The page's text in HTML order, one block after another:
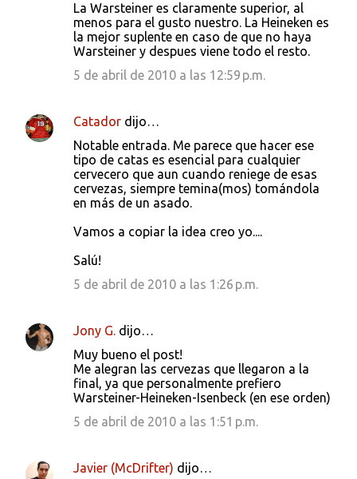
La Warsteiner es claramente superior, al
menos para el gusto nuestro. La Heineken es
la mejor suplente en caso de que no haya
Warsteiner y despues viene todo el resto.
5 de abril de 2010 a las 12:59 p.m.
Catador dijo…
Notable entrada. Me parece que hacer ese
tipo de catas es esencial para cualquier
cervecero que aun cuando reniege de esas
cervezas, siempre temina(mos) tomándola
en más de un asado.
Vamos a copiar la idea creo yo....
Salú!
5 de abril de 2010 a las 1:26 p.m.
Jony G. dijo…
Muy bueno el post!
Me alegran las cervezas que llegaron a la
final, ya que personalmente prefiero
Warsteiner-Heineken-Isenbeck (en ese orden)
5 de abril de 2010 a las 1:51 p.m.
Javier (McDrifter) dijo…